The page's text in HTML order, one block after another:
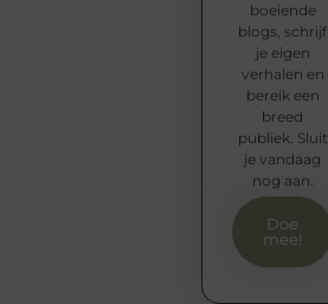
boeiende
blogs, schrijf
je eigen
verhalen en
bereik een
breed
publiek. Sluit
je vandaag
nog aan.
Doe
mee!